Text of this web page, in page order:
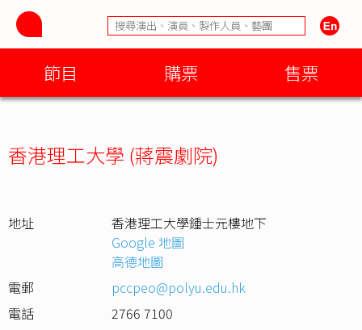
節目 購票 售票
香港理工大學 (蔣震劇院)
地址
香港理工大學鍾士元樓地下
Google 地圖
高德地圖
電郵
pccpeo@polyu.edu.hk
電話
2766 7100